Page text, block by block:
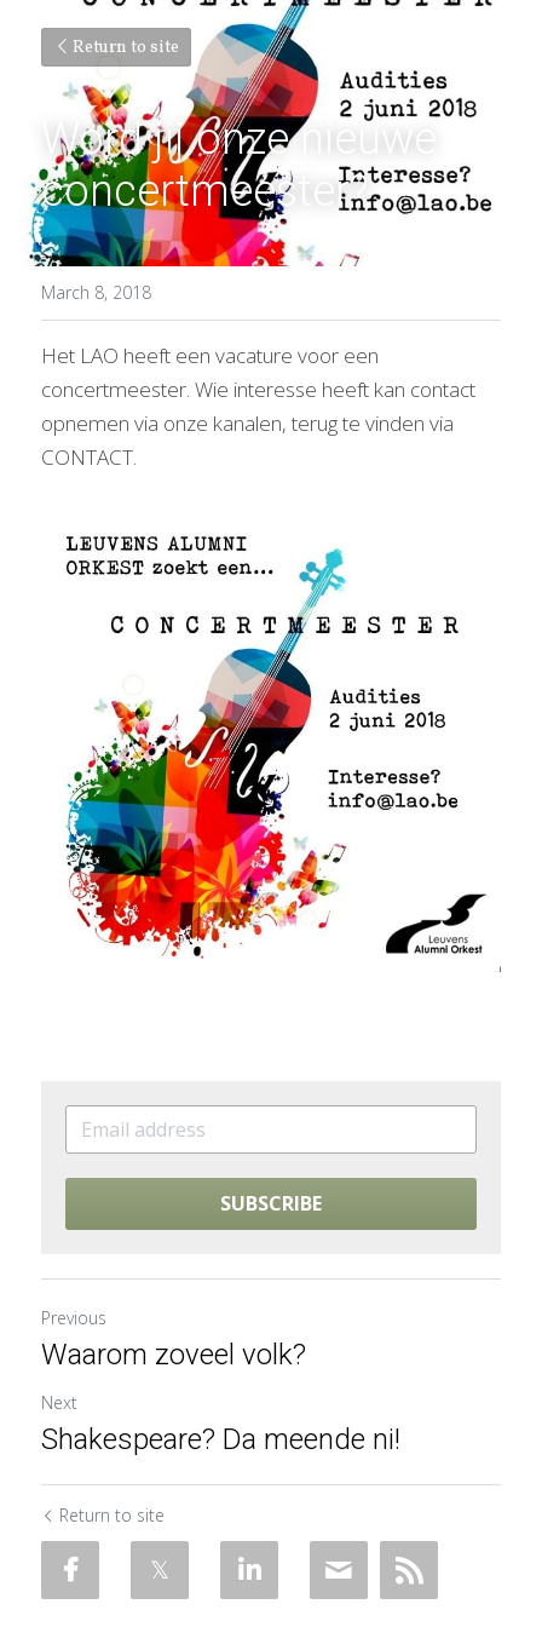
Return to site
Word jij onze nieuwe
concertmeester?
March 8, 2018
Het LAO heeft een vacature voor een
concertmeester. Wie interesse heeft kan contact
opnemen via onze kanalen, terug te vinden via
CONTACT.
SUBSCRIBE
Previous
Waarom zoveel volk?
Next
Shakespeare? Da meende ni!
Return to site